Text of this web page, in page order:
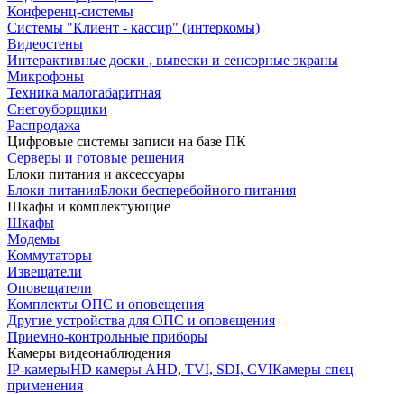
Конференц-системы
Системы "Клиент - кассир" (интеркомы)
Видеостены
Интерактивные доски , вывески и сенсорные экраны
Микрофоны
Техника малогабаритная
Снегоуборщики
Распродажа
Цифровые системы записи на базе ПК
Серверы и готовые решения
Блоки питания и аксессуары
Блоки питанияБлоки бесперебойного питания
Шкафы и комплектующие
Шкафы
Модемы
Коммутаторы
Извещатели
Оповещатели
Комплекты ОПС и оповещения
Другие устройства для ОПС и оповещения
Приемно-контрольные приборы
Камеры видеонаблюдения
IP-камерыHD камеры AHD, TVI, SDI, CVIКамеры спец
применения